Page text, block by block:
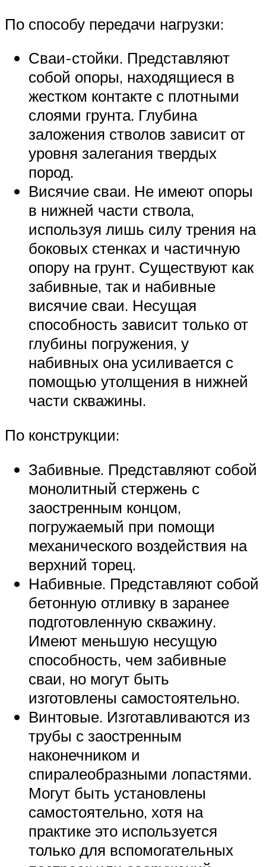
По способу передачи нагрузки:
Сваи-стойки. Представляют
собой опоры, находящиеся в
жестком контакте с плотными
слоями грунта. Глубина
заложения стволов зависит от
уровня залегания твердых
пород.
Висячие сваи. Не имеют опоры
в нижней части ствола,
используя лишь силу трения на
боковых стенках и частичную
опору на грунт. Существуют как
забивные, так и набивные
висячие сваи. Несущая
способность зависит только от
глубины погружения, у
набивных она усиливается с
помощью утолщения в нижней
части скважины.
По конструкции:
Забивные. Представляют собой
монолитный стержень с
заостренным концом,
погружаемый при помощи
механического воздействия на
верхний торец.
Набивные. Представляют собой
бетонную отливку в заранее
подготовленную скважину.
Имеют меньшую несущую
способность, чем забивные
сваи, но могут быть
изготовлены самостоятельно.
Винтовые. Изготавливаются из
трубы с заостренным
наконечником и
спиралеобразными лопастями.
Могут быть установлены
самостоятельно, хотя на
практике это используется
только для вспомогательных